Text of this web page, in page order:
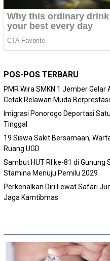
POS-POS TERBARU
PMR Wira SMKN 1 Jember
Cetak Relawan Muda Berprestasi
Imigrasi Ponorogo Deportasi
Tinggal
19 Siswa Sakit Bersamaan,
Ruang UGD
Sambut HUT RI ke-81 di Gunung
Stamina Menuju Pemilu 2029
Perkenalkan Diri Lewat Safari
Jaga Kamtibmas